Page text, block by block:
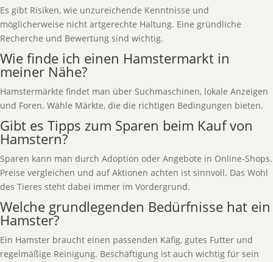
Es gibt Risiken, wie unzureichende Kenntnisse und
möglicherweise nicht artgerechte Haltung. Eine gründliche
Recherche und Bewertung sind wichtig.
Wie finde ich einen Hamstermarkt in
meiner Nähe?
Hamstermärkte findet man über Suchmaschinen, lokale Anzeigen
und Foren. Wähle Märkte, die die richtigen Bedingungen bieten.
Gibt es Tipps zum Sparen beim Kauf von
Hamstern?
Sparen kann man durch Adoption oder Angebote in Online-Shops.
Preise vergleichen und auf Aktionen achten ist sinnvoll. Das Wohl
des Tieres steht dabei immer im Vordergrund.
Welche grundlegenden Bedürfnisse hat ein
Hamster?
Ein Hamster braucht einen passenden Käfig, gutes Futter und
regelmäßige Reinigung. Beschäftigung ist auch wichtig für sein